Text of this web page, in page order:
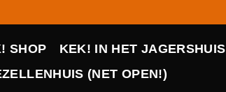
SHOP KEK! IN HET JAGERSHUIS
(NET OPEN!)